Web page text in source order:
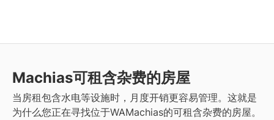
Machias可租含杂费的房屋
当房租包含水电等设施时，月度开销更容易管理。这就是
为什么您正在寻找位于WAMachias的可租含杂费的房屋。